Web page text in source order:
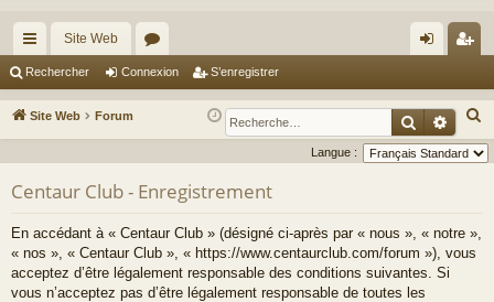
cc
ès
ra
Site Web
or
u
m
ne
xi
nr
eg
r
Rechercher Connexion S’enregistrer
Site Web Forum
e
c
Langue :
Centaur Club - Enregistrement
En accédant à « Centaur Club » (désigné ci-après par « nous », « notre »,
« nos », « Centaur Club », « https://www.centaurclub.com/forum »), vous
acceptez d’être légalement responsable des conditions suivantes. Si
vous n’acceptez pas d’être légalement responsable de toutes les